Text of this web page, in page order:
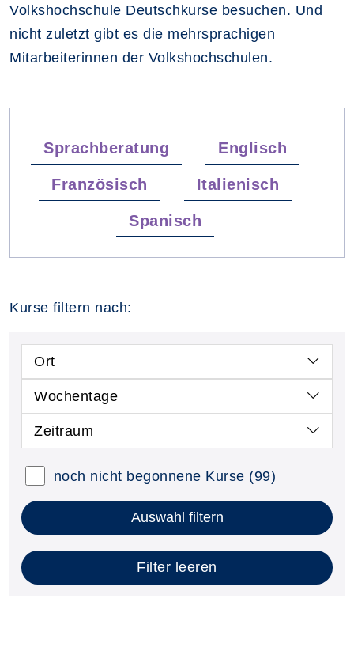
Volkshochschule Deutschkurse besuchen. Und
nicht zuletzt gibt es die mehrsprachigen
Mitarbeiterinnen der Volkshochschulen.
Sprachberatung Englisch
Französisch Italienisch
Spanisch
Kurse filtern nach:
Ort
Wochentage
Zeitraum
noch nicht begonnene Kurse (99)
Auswahl filtern
Filter leeren